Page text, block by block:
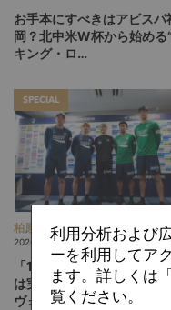
お手本にすべきはアビスパ
岡？北中米W杯から始める
キング・ロ
探す旅
SPECIAL
柏原 敏
2026.08.06
「13人、14人」のフット
は実現するか。吉本監督の
ヴォルティスが描く“新章”
利用分析および
ーを利用してア
ます。詳しくは
覧ください。